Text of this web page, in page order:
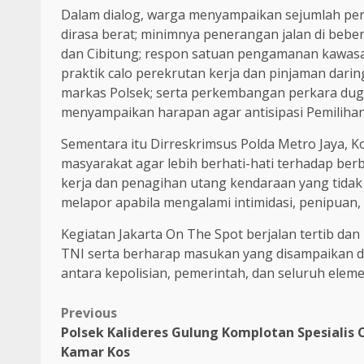
Dalam dialog, warga menyampaikan sejumlah
dirasa berat; minimnya penerangan jalan di
dan Cibitung; respon satuan pengamanan
praktik calo perekrutan kerja dan pinjaman
markas Polsek; serta perkembangan perkara
menyampaikan harapan agar antisipasi
Sementara itu Dirreskrimsus Polda Metro Jaya,
masyarakat agar lebih berhati-hati terhadap
kerja dan penagihan utang kendaraan yang
melapor apabila mengalami intimidasi,
Kegiatan Jakarta On The Spot berjalan tertib
TNI serta berharap masukan yang disampaikan
antara kepolisian, pemerintah, dan seluruh
Previous
Polsek Kalideres Gulung Komplotan Spesialis
Kamar Kos